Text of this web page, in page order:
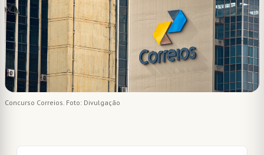
Concurso Correios. Foto: Divulgação